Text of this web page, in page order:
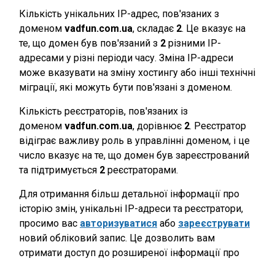
Кількість унікальних IP-адрес, пов'язаних з
доменом vadfun.com.ua, складає 2. Це вказує на
те, що домен був пов'язаний з 2 різними IP-
адресами у різні періоди часу. Зміна IP-адреси
може вказувати на зміну хостингу або інші технічні
міграції, які можуть бути пов'язані з доменом.
Кількість реєстраторів, пов'язаних із
доменом vadfun.com.ua, дорівнює 2. Реєстратор
відіграє важливу роль в управлінні доменом, і це
число вказує на те, що домен був зареєстрований
та підтримується 2 реєстраторами.
Для отримання більш детальної інформації про
історію змін, унікальні IP-адреси та реєстратори,
просимо вас авторизуватися або зареєструвати
новий обліковий запис. Це дозволить вам
отримати доступ до розширеної інформації про